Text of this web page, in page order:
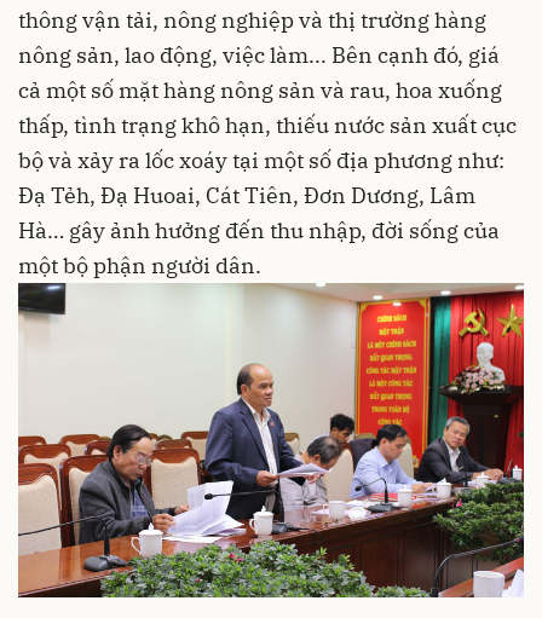
thông vận tải, nông nghiệp và thị trường hàng
nông sản, lao động, việc làm... Bên cạnh đó, giá
cả một số mặt hàng nông sản và rau, hoa xuống
thấp, tình trạng khô hạn, thiếu nước sản xuất cục
bộ và xảy ra lốc xoáy tại một số địa phương như:
Đạ Tẻh, Đạ Huoai, Cát Tiên, Đơn Dương, Lâm
Hà… gây ảnh hưởng đến thu nhập, đời sống của
một bộ phận người dân.